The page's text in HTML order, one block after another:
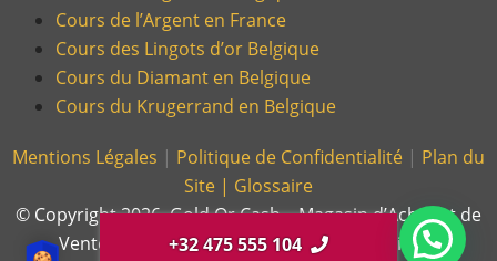
+32 475 555 104
Cours de l’Argent en France
Cours des Lingots d’or Belgique
Cours du Diamant en Belgique
Cours du Krugerrand en Belgique
Mentions Légales | Politique de Confidentialité | Plan du
Site | Glossaire
© Copyright 2026, Gold Or Cash – Magasin d’Achat et de
Vente d’Or et Bijoux en France et en Belgique.